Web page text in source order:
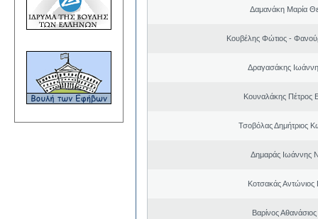
Δαμανάκη Μαρία
Κουβέλης Φώτιος -
Δραγασάκης
Κουναλάκης Πέτρος
Τσοβόλας Δημήτριος
Δημαράς Ιωάννης
Κοτσακάς Αντώνιος
Βαρίνος